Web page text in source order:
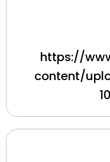
https://
content/